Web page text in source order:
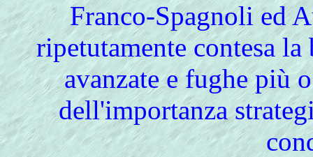
Franco-Spagnoli ed
ripetutamente contesa
avanzate e fughe più
dell'importanza